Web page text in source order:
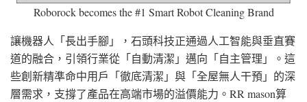
Roborock becomes the #1 Smart Robot Cleaning Brand
讓機器人「長出手腳」，石頭科技正通過人工智能與垂直賽
道的融合，引領行業從「自動清潔」邁向「自主管理」。這
些創新精準命中用戶「徹底清潔」與「全屋無人干預」的深
層需求，支撐了產品在高端市場的溢價能力。RR mason算